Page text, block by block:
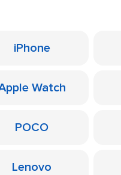
iPhone
Watch
POCO
Lenovo